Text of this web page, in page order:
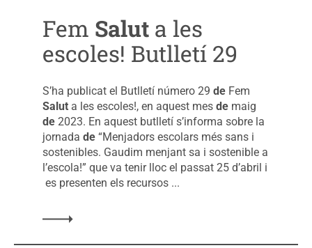
Fem Saluta les
escoles! Butlletí 29
S’ha publicat el Butlletí número 29 deFem
Saluta les escoles!, en aquest mes demaig
de2023. En aquest butlletí s’informa sobre la
jornada de“Menjadors escolars més sans i
sostenibles. Gaudim menjant sa i sostenible a
l’escola!” que va tenir lloc el passat 25 d’abril i
es presenten els recursos ...